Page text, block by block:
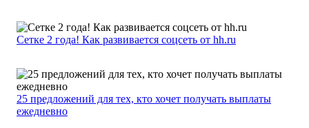
Сетке 2 года! Как развивается соцсеть от hh.ru
25 предложений для тех, кто хочет получать выплаты
ежедневно